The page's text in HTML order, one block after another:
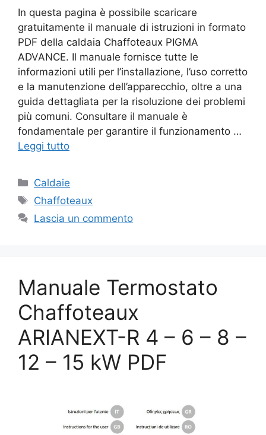
In questa pagina è possibile scaricare
gratuitamente il manuale di istruzioni in formato
PDF della caldaia Chaffoteaux PIGMA
ADVANCE. Il manuale fornisce tutte le
informazioni utili per l’installazione, l’uso corretto
e la manutenzione dell’apparecchio, oltre a una
guida dettagliata per la risoluzione dei problemi
più comuni. Consultare il manuale è
fondamentale per garantire il funzionamento …
Leggi tutto
Categorie
Caldaie
Tag
Chaffoteaux
Lascia un commento
Manuale Termostato
Chaffoteaux
ARIANEXT-R 4 – 6 – 8 –
12 – 15 kW PDF